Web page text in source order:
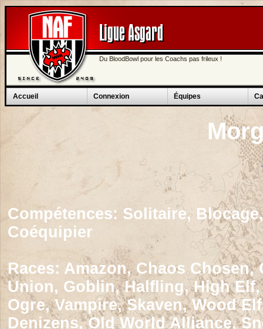
Ligue Asgard
Du BloodBowl pour les Coachs pas frileux !
Accueil Connexion Équipes
Compétences: Solitaire,
Coéquipier
Races: Amazon, Chaos Chosen,
Union, Goblin, Halfling, High
Ogre, Vampire, Skaven, Wood
Denizens, Old World Alliance,